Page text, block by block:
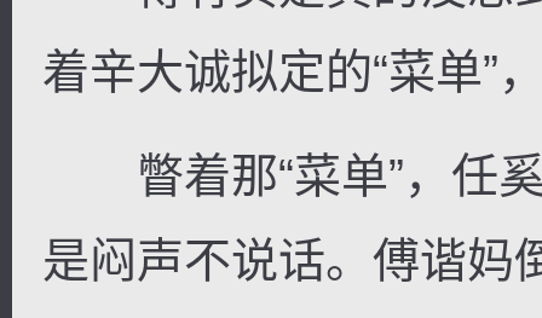
着辛大诚拟定的“菜单”
瞥着那“菜单”，任奚
是闷声不说话。傅谐妈